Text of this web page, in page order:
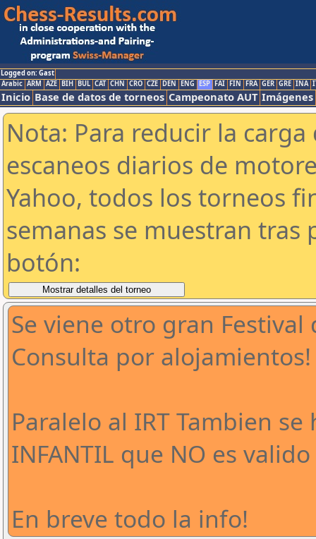
Logged on: Gast
Arabic ARM AZE BIH BUL CAT CHN CRO CZE DEN ENG ESP FAI FIN FRA GER GRE INA
Inicio Base de datos de torneos Campeonato AUT Imágenes
Nota: Para reducir la
escaneos diarios de
Yahoo, todos los torneos
semanas se muestran tras
botón:
Se viene otro gran Festival
Consulta por
Paralelo al IRT Tambien
INFANTIL que NO es valido
En breve todo la info!